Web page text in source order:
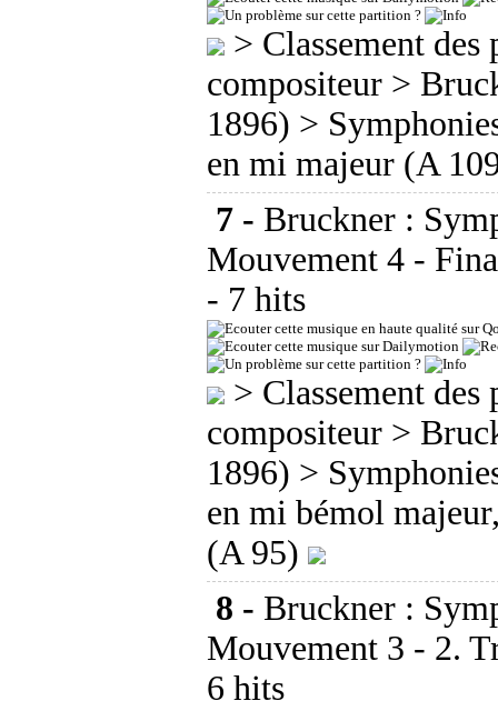
> Classement
compositeur >
1896) >
en mi majeur (A
7 - Bruckner :
Mouvement 4 -
- 7 hits
> Classement
compositeur >
1896) >
en mi bémol
(A 95)
8 - Bruckner :
Mouvement 3 - 2.
6 hits